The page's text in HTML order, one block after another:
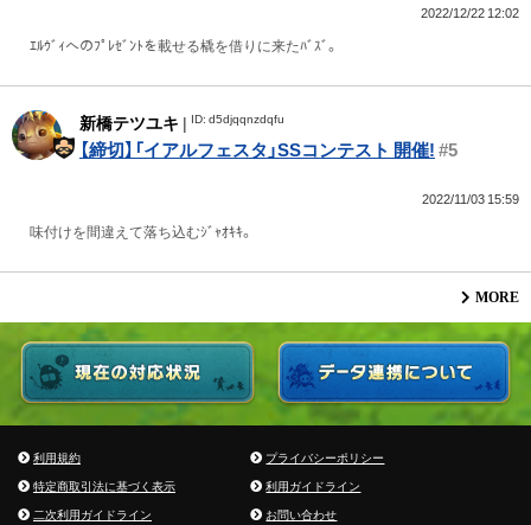
2022/12/22 12:02
ｴﾙｳﾞｨへのﾌﾟﾚｾﾞﾝﾄを載せる橇を借りに来たﾊﾞｽﾞ。
新橋テツユキ | ID: d5djqqnzdqfu
【締切】「イアルフェスタ」SSコンテスト 開催!#5
2022/11/03 15:59
味付けを間違えて落ち込むｼﾞｬｵｷｷ。
MORE
利用規約
プライバシーポリシー
特定商取引法に基づく表示
利用ガイドライン
二次利用ガイドライン
お問い合わせ